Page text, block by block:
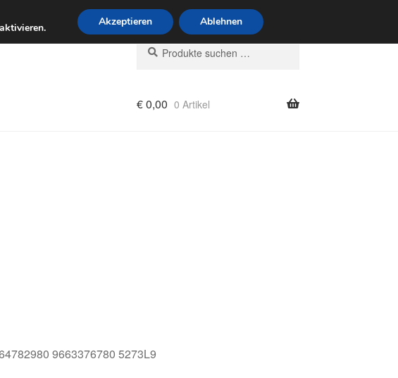
Mo–Fr 9–16 Uhr · 0175 7465658
Suchen
nach:
Suchen
€0,00 0 Artikel
9663376780 5273L9
Akzeptieren Ablehnen